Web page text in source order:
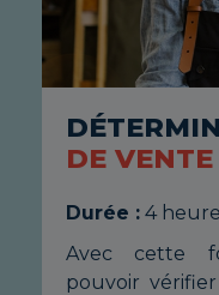
DE VENTE
Durée : 4
Avec cette
pouvoir